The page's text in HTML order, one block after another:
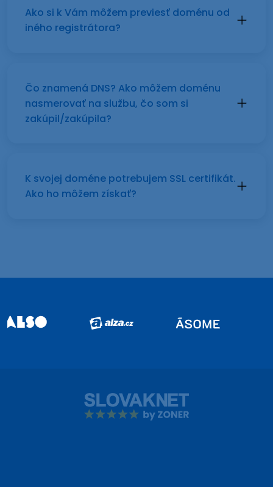
Ako si k Vám môžem previesť doménu od
iného registrátora?
Čo znamená DNS? Ako môžem doménu
nasmerovať na službu, čo som si
zakúpil/zakúpila?
K svojej doméne potrebujem SSL certifikát.
Ako ho môžem získať?